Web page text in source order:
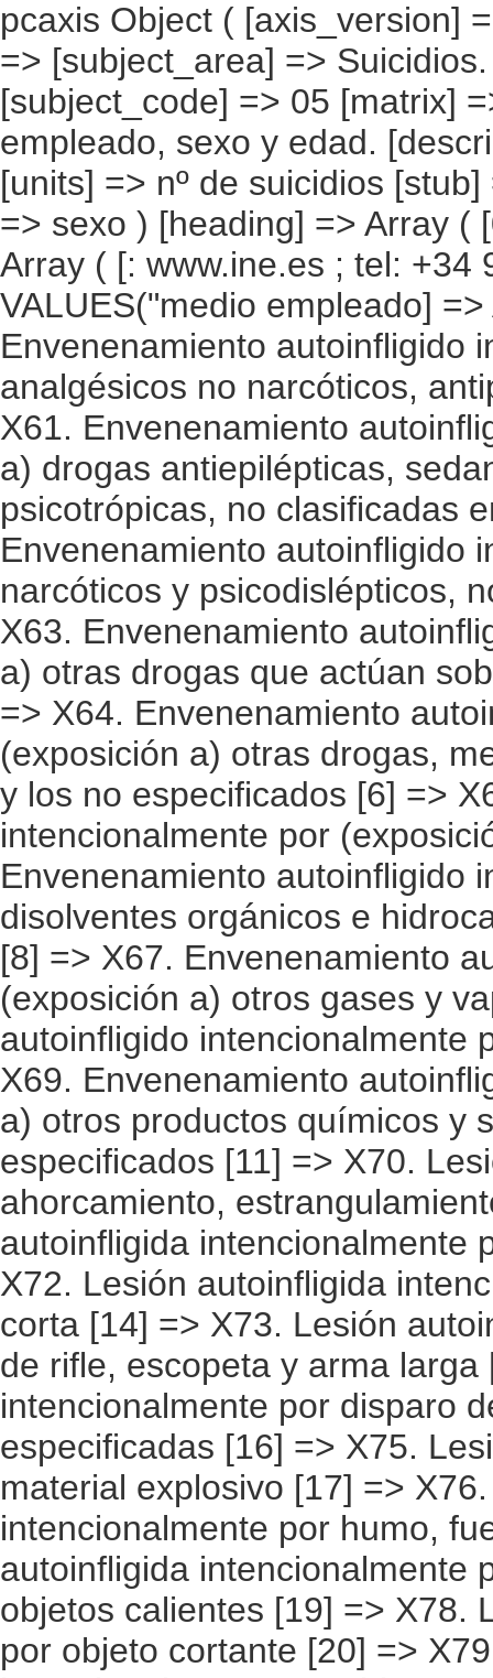
pcaxis Object ( [axis_version] => [creation_date] => 20120315 [note] => [subject_area] => Suicidios. Resultados nacionales [subject_code] => 05 [matrix] => 05002 [title] => Suicidios por medio empleado, sexo y edad. [description] => [contents] => Suicidios [units] => nº de suicidios [stub] => Array ( [0] => medio empleado [1] => sexo ) [heading] => Array ( [0] => edad ) [prestext] => [values] => Array ( [: www.ine.es ; tel: +34 91 " "5839100 fax +34 91 5839158 "; VALUES("medio empleado] => Array ( [0] => Total [1] => X60. Envenenamiento autoinfligido intencionalmente por (exposición a) analgésicos no narcóticos, antipiréticos y antirreumáticos [2] => X61. Envenenamiento autoinfligido intencionalmente por (exposición a) drogas antiepilépticas, sedantes, hipnóticas, antiparkinsonianas y psicotrópicas, no clasificadas en otra parte [3] => X62. Envenenamiento autoinfligido intencionalmente por (exposición a) narcóticos y psicodislépticos, no clasificados en otra parte [4] => X63. Envenenamiento autoinfligido intencionalmente por (exposición a) otras drogas que actúan sobre el sistema nervioso autónomo [5] => X64. Envenenamiento autoinfligido intencionalmente por (exposición a) otras drogas, medicamentos y sustancias biológicas, y los no especificados [6] => X65. Envenenamiento autoinfligido intencionalmente por (exposición a) alcohol [7] => X66. Envenenamiento autoinfligido intencionalmente por (exposición a) disolventes orgánicos e hidrocarburos halogenados y sus vapores [8] => X67. Envenenamiento autoinfligido intencionalmente por (exposición a) otros gases y vapores [9] => X68. Envenenamiento autoinfligido intencionalmente por (exposición a) plaguicidas [10] => X69. Envenenamiento autoinfligido intencionalmente por (exposición a) otros productos químicos y sustancias nocivas, y los no especificados [11] => X70. Lesión autoinfligida intencionalmente por ahorcamiento, estrangulamiento o sofocación [12] => X71. Lesión autoinfligida intencionalmente por ahogamiento y sumersión [13] => X72. Lesión autoinfligida intencionalmente por disparo de arma corta [14] => X73. Lesión autoinfligida intencionalmente por disparo de rifle, escopeta y arma larga [15] => X74. Lesión autoinfligida intencionalmente por disparo de otras armas de fuego, y las no especificadas [16] => X75. Lesión autoinfligida intencionalmente por material